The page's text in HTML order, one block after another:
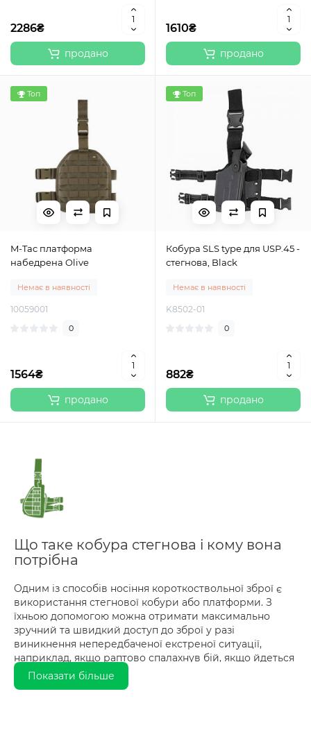
2286₴
продано
1610₴
продано
Топ
M-Tac платформа
набедрена Olive
Немає в наявності
10059001
0
1564₴
продано
Топ
Кобура SLS type для USP.45 -
стегнова, Black
Немає в наявності
K8502-01
0
882₴
продано
Що таке кобура стегнова і кому вона
потрібна
Одним із способів носіння короткоствольної зброї є
використання стегнової кобури або платформи. З
їхньою допомогою можна отримати максимально
зручний та швидкий доступ до зброї у разі
виникнення непередбаченої екстреної ситуації,
наприклад, якщо раптово спалахнув бій, якщо йдеться
про військових, або якщо виникла небезпека життю
чи здоров'ю звичайної людини.
Показати більше